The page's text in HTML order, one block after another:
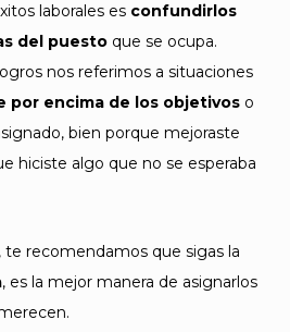
laborales es confundirlos
del puesto que se ocupa.
nos referimos a situaciones
por encima de los objetivos o
bien porque mejoraste
hiciste algo que no se esperaba
te recomendamos que sigas la
, es la mejor manera de asignarlos